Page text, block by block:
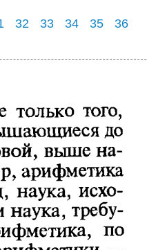
32 33 34 35 36